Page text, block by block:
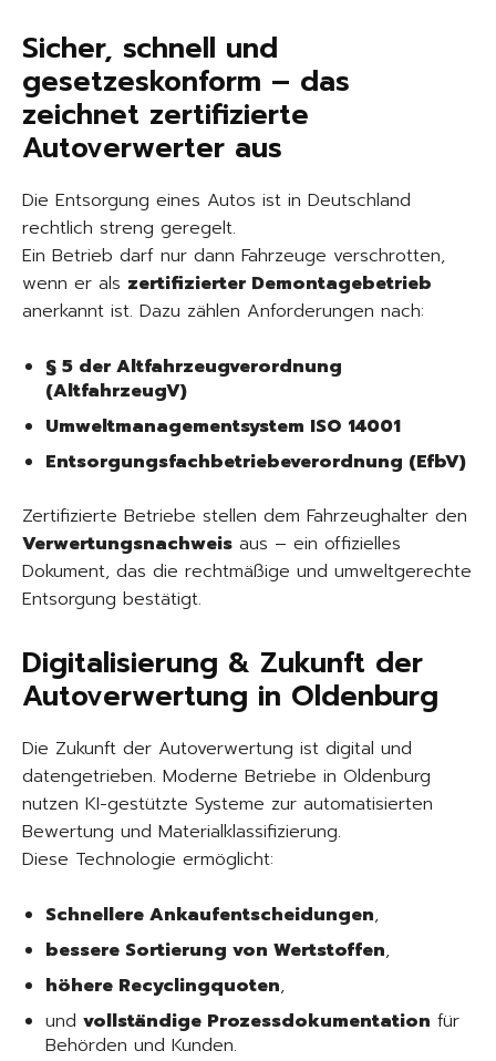
Sicher, schnell und
gesetzeskonform – das
zeichnet zertifizierte
Autoverwerter aus
Die Entsorgung eines Autos ist in Deutschland
rechtlich streng geregelt.
Ein Betrieb darf nur dann Fahrzeuge verschrotten,
wenn er als zertifizierter Demontagebetrieb
anerkannt ist. Dazu zählen Anforderungen nach:
§ 5 der Altfahrzeugverordnung
(AltfahrzeugV)
Umweltmanagementsystem ISO 14001
Entsorgungsfachbetriebeverordnung (EfbV)
Zertifizierte Betriebe stellen dem Fahrzeughalter den
Verwertungsnachweis aus – ein offizielles
Dokument, das die rechtmäßige und umweltgerechte
Entsorgung bestätigt.
Digitalisierung & Zukunft der
Autoverwertung in Oldenburg
Die Zukunft der Autoverwertung ist digital und
datengetrieben. Moderne Betriebe in Oldenburg
nutzen KI-gestützte Systeme zur automatisierten
Bewertung und Materialklassifizierung.
Diese Technologie ermöglicht:
Schnellere Ankaufentscheidungen,
bessere Sortierung von Wertstoffen,
höhere Recyclingquoten,
und vollständige Prozessdokumentation für
Behörden und Kunden.